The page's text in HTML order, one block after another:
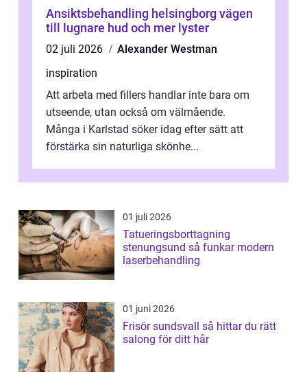
Ansiktsbehandling helsingborg vägen
till lugnare hud och mer lyster
02 juli 2026
Alexander Westman
inspiration
Att arbeta med fillers handlar inte bara om
utseende, utan också om välmående.
Många i Karlstad söker idag efter sätt att
förstärka sin naturliga skönhe...
01 juli 2026
Tatueringsborttagning
stenungsund så funkar modern
laserbehandling
01 juni 2026
Frisör sundsvall så hittar du rätt
salong för ditt hår